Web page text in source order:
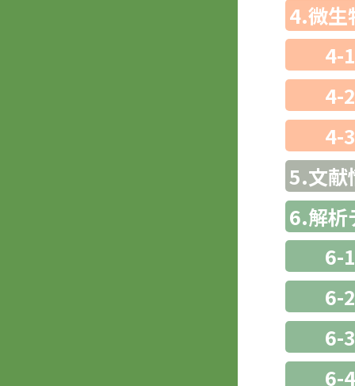
4.微生
4-
4-
4-
5.文献
6.解析
6-
6-
6-
6-